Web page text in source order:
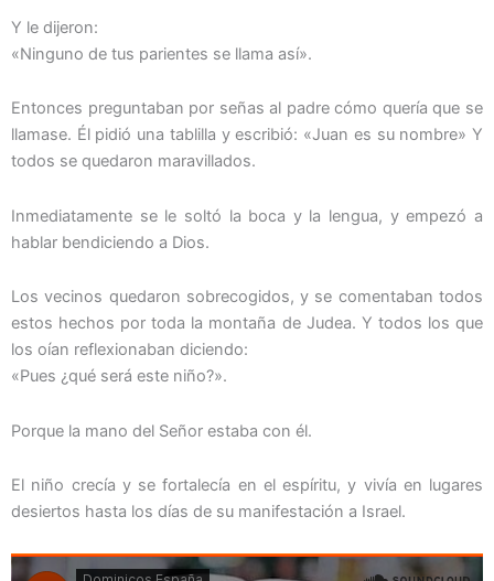
Y le dijeron:
«Ninguno de tus parientes se llama así».
Entonces preguntaban por señas al padre cómo quería que se
llamase. Él pidió una tablilla y escribió: «Juan es su nombre» Y
todos se quedaron maravillados.
Inmediatamente se le soltó la boca y la lengua, y empezó a
hablar bendiciendo a Dios.
Los vecinos quedaron sobrecogidos, y se comentaban todos
estos hechos por toda la montaña de Judea. Y todos los que
los oían reflexionaban diciendo:
«Pues ¿qué será este niño?».
Porque la mano del Señor estaba con él.
El niño crecía y se fortalecía en el espíritu, y vivía en lugares
desiertos hasta los días de su manifestación a Israel.